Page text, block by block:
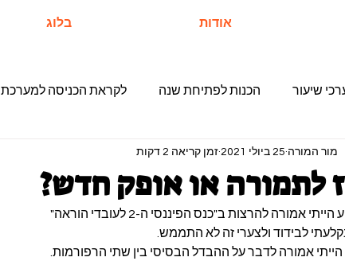
אודות בלוג
שיעור הכנות לפתיחת שנה לקראת הכניסה למערכת
לתמורה או אופק חדש?
מור המורה 25 ביולי 2021 זמן קריאה 2 דקות
אמורה להרצות ב"כנס הפיננסי ה-2 לעובדי הוראה"
לבידוד ולצערי זה לא התממש.
אמורה לדבר על ההבדל הבסיסי בין שתי הרפורמות.